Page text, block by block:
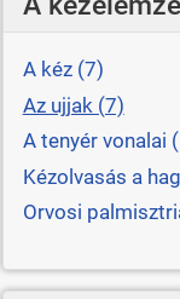
A kéz (7)
Az ujjak (7)
A tenyér vonalai
Kézolvasás a
Orvosi